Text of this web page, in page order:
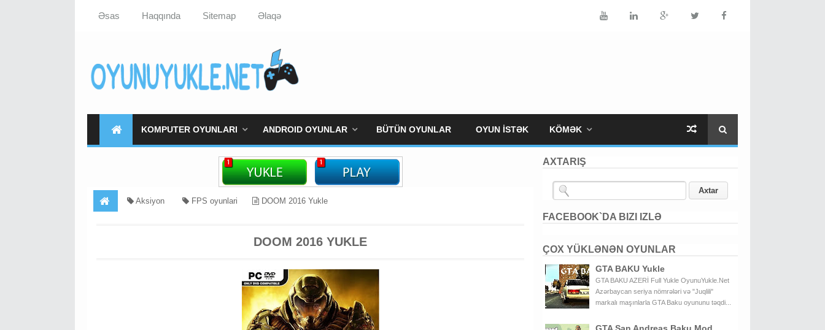
Əsas Haqqında Sitemap Əlaqə
KOMPUTER OYUNLARI ANDROID OYUNLAR BÜTÜN OYUNLAR OYUN İSTƏK KÖMƏK
Aksiyon FPS oyunlari DOOM 2016 Yukle
DOOM 2016 YUKLE
AXTARIŞ
FACEBOOK`DA BIZI IZLƏ
ÇOX YÜKLƏNƏN OYUNLAR
GTA BAKU Yukle
GTA BAKU AZERİ Full Yukle OyunuYukle.Net
Azərbaycan seriya nömrələri və "Juqlili"
markalı maşınlarla GTA Baku oyununu təqdi...
GTA San Andreas Baku Mod